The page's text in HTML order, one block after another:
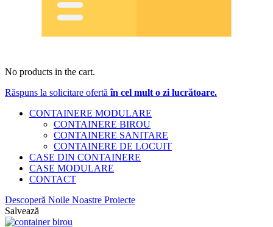
No products in the cart.
Răspuns la solicitare ofertăîn cel mult o zi lucrătoare.
CONTAINERE MODULARE
CONTAINERE BIROU
CONTAINERE SANITARE
CONTAINERE DE LOCUIT
CASE DIN CONTAINERE
CASE MODULARE
CONTACT
Descoperă Noile Noastre Proiecte
Salvează